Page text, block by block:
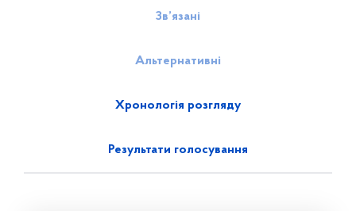
Зв’язані
Альтернативні
Хронологія розгляду
Результати голосування